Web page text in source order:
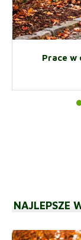
Prace w
NAJLEPSZE